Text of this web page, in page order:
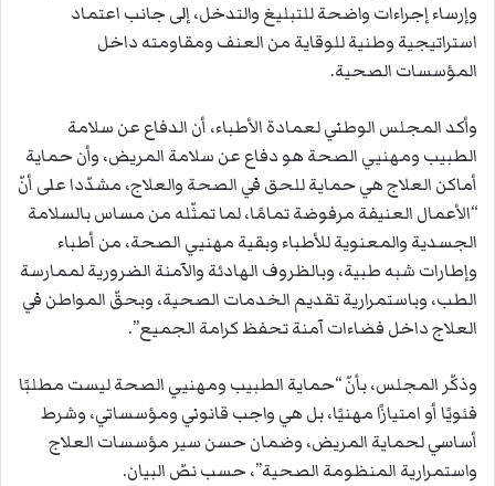
وإرساء إجراءات واضحة للتبليغ والتدخل، إلى جانب اعتماد
استراتيجية وطنية للوقاية من العنف ومقاومته داخل
المؤسسات الصحية.
وأكد المجلس الوطني لعمادة الأطباء، أن الدفاع عن سلامة
الطبيب ومهنيي الصحة هو دفاع عن سلامة المريض، وأن حماية
أماكن العلاج هي حماية للحق في الصحة والعلاج، مشدّدا على أنّ
“الأعمال العنيفة مرفوضة تمامًا، لما تمثّله من مساس بالسلامة
الجسدية والمعنوية للأطباء وبقية مهنيي الصحة، من أطباء
وإطارات شبه طبية، وبالظروف الهادئة والآمنة الضرورية لممارسة
الطب، وباستمرارية تقديم الخدمات الصحية، وبحقّ المواطن في
العلاج داخل فضاءات آمنة تحفظ كرامة الجميع”.
وذكّر المجلس، بأنّ “حماية الطبيب ومهنيي الصحة ليست مطلبًا
فئويًا أو امتيازًا مهنيًا، بل هي واجب قانوني ومؤسساتي، وشرط
أساسي لحماية المريض، وضمان حسن سير مؤسسات العلاج
واستمرارية المنظومة الصحية”، حسب نصّ البيان.